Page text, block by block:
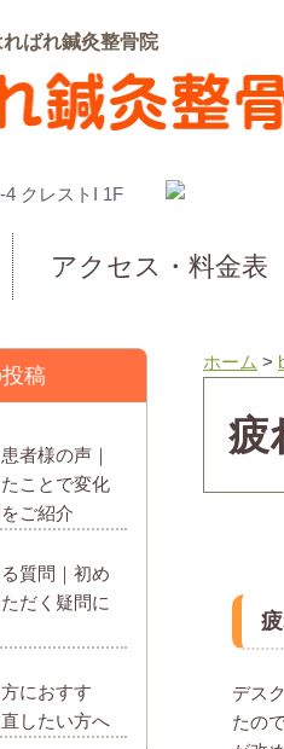
ばれ鍼灸整骨院
4 クレストI 1F
アクセス・料金表
ホーム >
疲
デス
たの
稿
者様の声｜
ことで変化
ご紹介
質問｜初め
だく疑問に
におすす
したい方へ